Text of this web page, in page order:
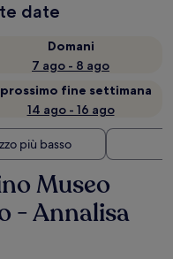
date
Domani
7 ago - 8 ago
fine settimana
14 ago - 16 ago
più basso
Museo
- Annalisa